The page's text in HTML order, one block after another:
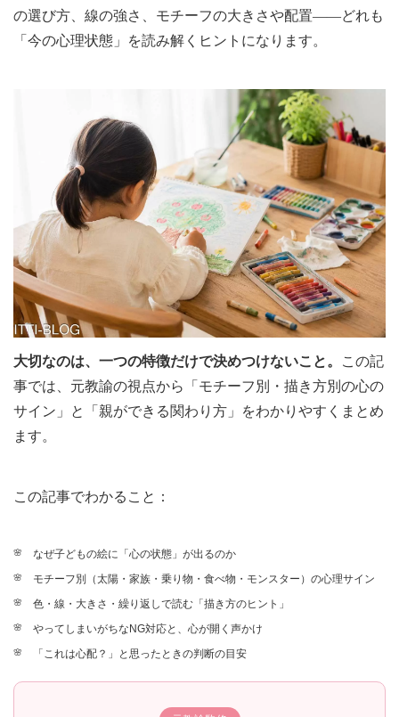
の選び方、線の強さ、モチーフの大きさや配置——どれも
「今の心理状態」を読み解くヒントになります。
大切なのは、一つの特徴だけで決めつけないこと。
この記
事では、元教諭の視点から「モチーフ別・描き方別の心の
サイン」と「親ができる関わり方」をわかりやすくまとめ
ます。
この記事でわかること：
なぜ子どもの絵に「心の状態」が出るのか
モチーフ別（太陽・家族・乗り物・食べ物・モンスター）の心理サイン
色・線・大きさ・繰り返しで読む「描き方のヒント」
やってしまいがちなNG対応と、心が開く声かけ
「これは心配？」と思ったときの判断の目安